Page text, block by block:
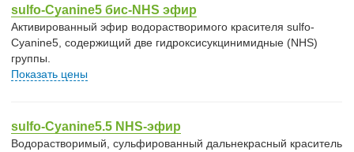
sulfo-Cyanine5 бис-NHS эфир
Активированный эфир водорастворимого красителя sulfo-
Cyanine5, содержищий две гидроксисукцинимидные (NHS)
группы.
Показать цены
sulfo-Cyanine5.5 NHS-эфир
Водорастворимый, сульфированный дальнекрасный краситель